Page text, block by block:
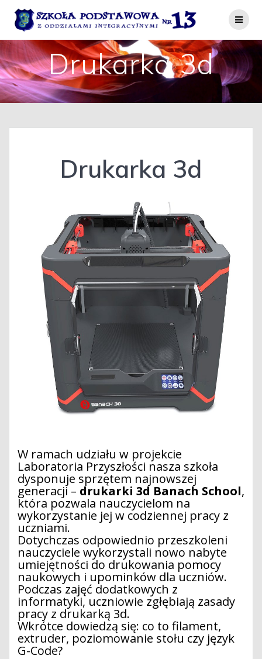
do
treści
Drukarka 3d
Drukarka 3d
W ramach udziału w projekcie
Laboratoria Przyszłości nasza szkoła
dysponuje sprzętem najnowszej
generacji – drukarki 3d Banach School,
która pozwala nauczycielom na
wykorzystanie jej w codziennej pracy z
uczniami.
Dotychczas odpowiednio przeszkoleni
nauczyciele wykorzystali nowo nabyte
umiejętności do drukowania pomocy
naukowych i upominków dla uczniów.
Podczas zajęć dodatkowych z
informatyki, uczniowie zgłębiają zasady
pracy z drukarką 3d.
Wkrótce dowiedzą się: co to filament,
extruder, poziomowanie stołu czy język
G-Code?